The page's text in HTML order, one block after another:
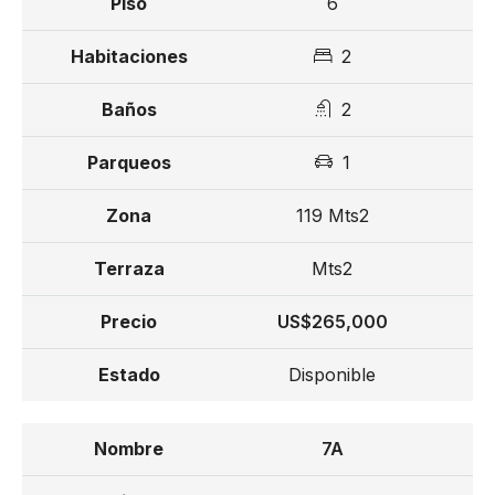
2
2
1
119 Mts2
Mts2
US$265,000
Disponible
7A